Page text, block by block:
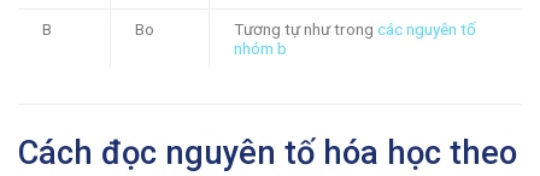
B Bo Tương tự như trong các nguyên tố
nhóm b
Cách đọc nguyên tố hóa học theo